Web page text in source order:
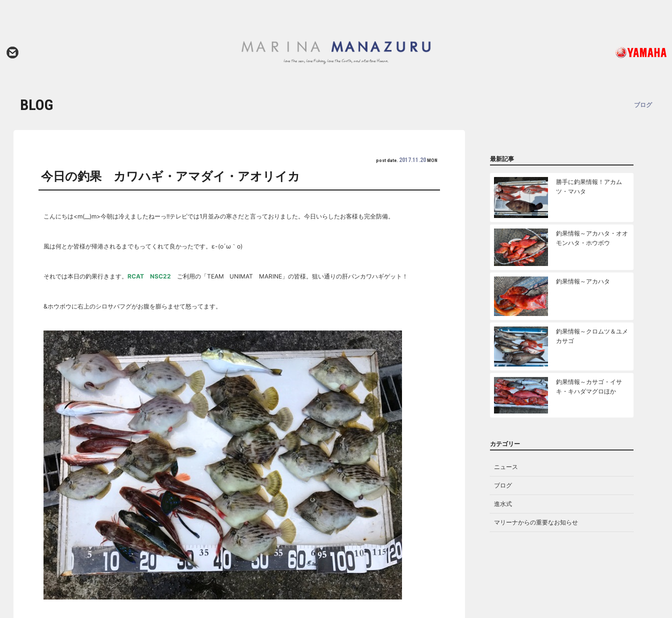
BLOG ブログ
post date. 2017.11.20MON
今日の釣果 カワハギ・アマダイ・アオリイカ
こんにちは<m(__)m>今朝は冷えましたねーっ!!テレビでは1月並みの寒さだと言っておりました。今日いらしたお客様も完全防備。
風は何とか皆様が帰港されるまでもってくれて良かったです。ε-(o´ω｀o)
それでは本日の釣果行きます。 RCAT NSC22 ご利用の「TEAM UNIMAT MARINE」の皆様。狙い通りの肝パンカワハギゲット！
&ホウボウに右上のシロサバフグがお腹を膨らませて怒ってます。
最新記事
勝手に釣果情報！アカム
ツ・マハタ
釣果情報～アカハタ・オオ
モンハタ・ホウボウ
釣果情報～アカハタ
釣果情報～クロムツ＆ユメ
カサゴ
釣果情報～カサゴ・イサ
キ・キハダマグロほか
カテゴリー
ニュース
ブログ
進水式
マリーナからの重要なお知らせ